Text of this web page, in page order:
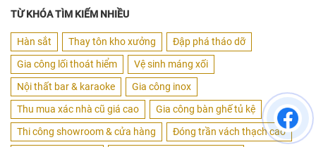
TỪ KHÓA TÌM KIẾM NHIỀU
Hàn sắt Thay tôn kho xưởng
Đập phá tháo dỡ
Gia công lối thoát hiểm
Vệ sinh máng xối
Nội thất bar & karaoke
Gia công inox
Thu mua xác nhà cũ giá cao
Gia công bàn ghế tủ kệ
Thi công showroom & cửa hàng
Đóng trần vách thạch cao